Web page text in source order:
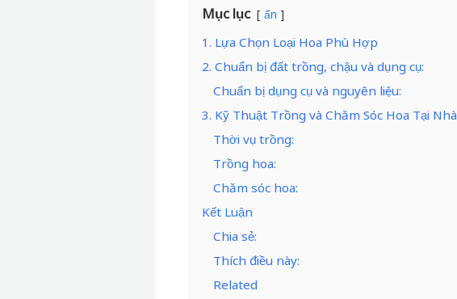
Mục lục ẩn
1. Lựa Chọn Loại Hoa Phù Hợp
2. Chuẩn bị đất trồng, chậu và dụng cụ:
Chuẩn bị dụng cụ và nguyên liệu:
3. Kỹ Thuật Trồng và Chăm Sóc Hoa Tại Nhà
Thời vụ trồng:
Trồng hoa:
Chăm sóc hoa:
Kết Luận
Chia sẻ:
Thích điều này:
Related